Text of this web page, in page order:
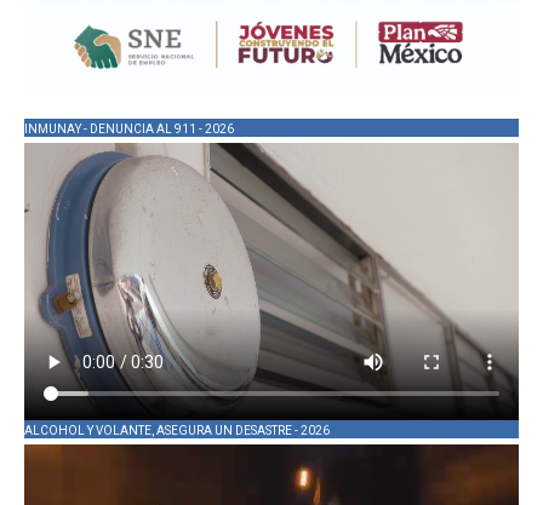
INMUNAY - DENUNCIA AL 911 - 2026
ALCOHOL Y VOLANTE, ASEGURA UN DESASTRE - 2026